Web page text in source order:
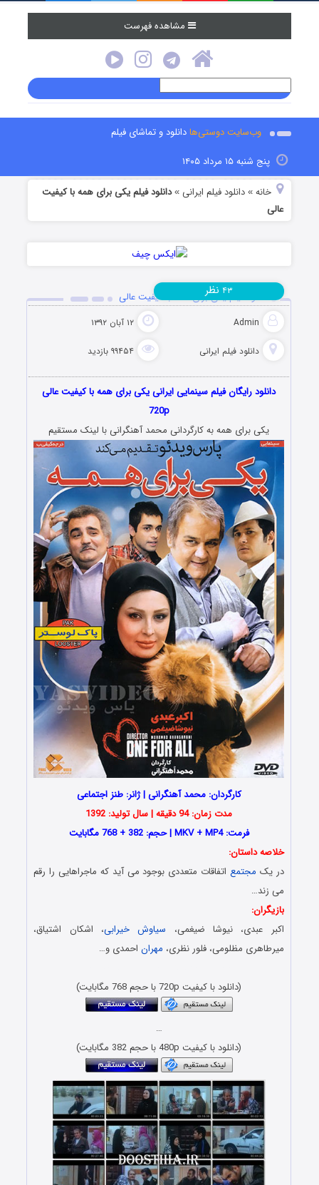
مشاهده فهرست
وب‌سایت دوستی‌هادانلود و تماشای فیلم
پنج شنبه ۱۵ مرداد ۱۴۰۵
خانه »دانلود فیلم‌ ایرانی »دانلود فیلم یکی برای همه با کیفیت
عالی
دانلود فیلم یکی برای همه با کیفیت عالی
Admin ۱۲ آبان ۱۳۹۲
دانلود فیلم‌ ایرانی ۹۹۴۵۴ بازدید
۴۳ نظر
دانلود رایگان فیلم سینمایی ایرانی یکی برای همه با کیفیت عالی
720p
یکی برای همه به کارگردانی محمد آهنگرانی با لینک مستقیم
کارگردان: محمد آهنگرانی | ژانر: طنز اجتماعی
مدت زمان: 94 دقیقه | سال تولید: 1392
فرمت: MKV + MP4 | حجم: 382 + 768 مگابایت
خلاصه داستان:
در یک مجتمع اتفاقات متعددی بوجود می آید که ماجراهایی را رقم
می زند…
بازیگران:
اکبر عبدی، نیوشا ضیغمی، سیاوش خیرابی، اشکان اشتیاق،
میرطاهری مظلومی، فلور نظری، مهران احمدی و…
(دانلود با کیفیت 720p با حجم 768 مگابایت)
…
(دانلود با کیفیت 480p با حجم 382 مگابایت)